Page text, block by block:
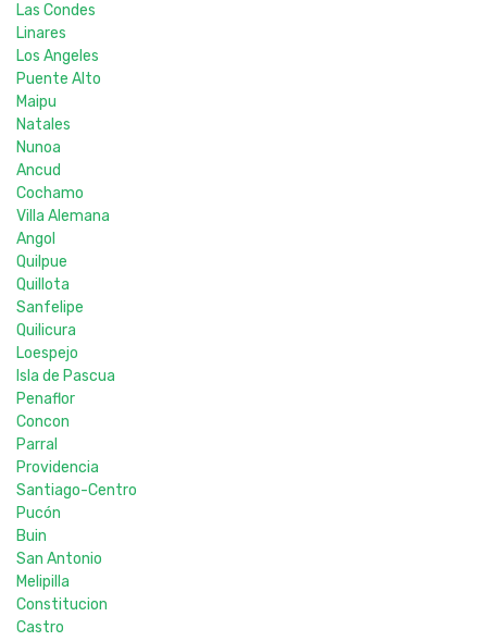
Las Condes
Linares
Los Angeles
Puente Alto
Maipu
Natales
Nunoa
Ancud
Cochamo
Villa Alemana
Angol
Quilpue
Quillota
Sanfelipe
Quilicura
Loespejo
Isla de Pascua
Penaflor
Concon
Parral
Providencia
Santiago-Centro
Pucón
Buin
San Antonio
Melipilla
Constitucion
Castro